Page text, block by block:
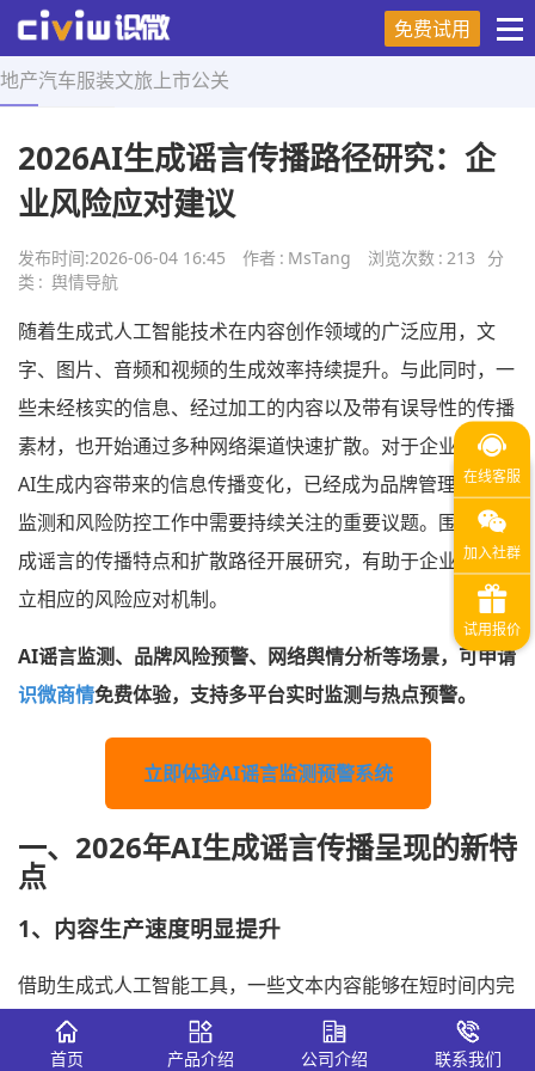
免费试用
地产汽车服装文旅 上市公关
首页 > 舆情导航 > 正文
2026AI生成谣言传播路径研究：企
业风险应对建议
发布时间:2026-06-04 16:45 作者 : MsTang 浏览次数 : 213
分
类 : 舆情导航
随着生成式人工智能技术在内容创作领域的广泛应用，文
字、图片、音频和视频的生成效率持续提升。与此同时，一
些未经核实的信息、经过加工的内容以及带有误导性的传播
素材，也开始通过多种网络渠道快速扩散。对于企业而言，
AI生成内容带来的信息传播变化，已经成为品牌管理、舆情
监测和风险防控工作中需要持续关注的重要议题。围绕AI生
成谣言的传播特点和扩散路径开展研究，有助于企业提前建
立相应的风险应对机制。
AI谣言监测、品牌风险预警、网络舆情分析等场景，可申请
识微商情免费体验，支持多平台实时监测与热点预警。
立即体验AI谣言监测预警系统
一、2026年AI生成谣言传播呈现的新特
点
1、内容生产速度明显提升
借助生成式人工智能工具，一些文本内容能够在短时间内完
成批量生成，并通过多个账号同步发布。部分信息经过改写
后，还会形成不同版本持续传播。
首页 产品介绍 公司介绍 联系我们